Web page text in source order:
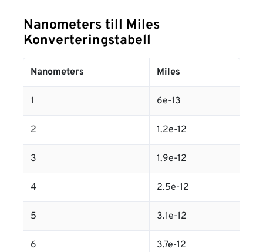
Nanometers till Miles
Konverteringstabell
Nanometers Miles
1 6e-13
2 1.2e-12
3 1.9e-12
4 2.5e-12
5 3.1e-12
6 3.7e-12